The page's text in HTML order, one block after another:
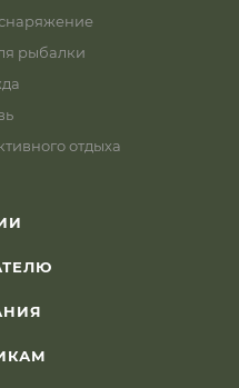
рыбалки
отдыха